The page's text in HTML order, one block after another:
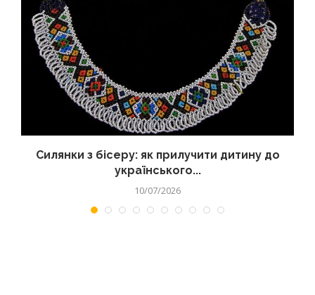
Силянки з бісеру: як прилучити дитину до
українського...
10/07/2026